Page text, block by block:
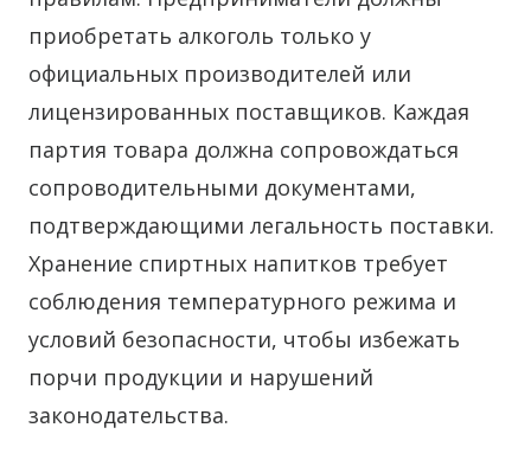
приобретать алкоголь только у
официальных производителей или
лицензированных поставщиков. Каждая
партия товара должна сопровождаться
сопроводительными документами,
подтверждающими легальность поставки.
Хранение спиртных напитков требует
соблюдения температурного режима и
условий безопасности, чтобы избежать
порчи продукции и нарушений
законодательства.